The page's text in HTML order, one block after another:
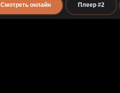
Смотреть онлайн Плеер #2